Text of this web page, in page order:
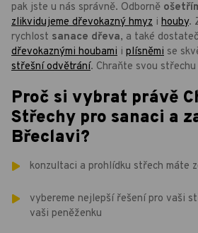
pak jste u nás správně. Odborně
zlikvidujeme dřevokazný hmyz i houby.
rychlost sanace dřeva, a také
dřevokaznými houbami i plísněmi se
střešní odvětrání. Chraňte svou střechu
Proč si vybrat právě
Střechy pro sanaci a
Břeclavi?
konzultaci a prohlídku střech máte
vybereme nejlepší řešení pro vaši
vaši peněženku